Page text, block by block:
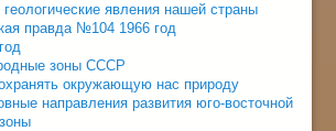
явления нашей страны
правда №104 1966 год
зоны СССР
окружающую нас природу
направления развития юго-восточной